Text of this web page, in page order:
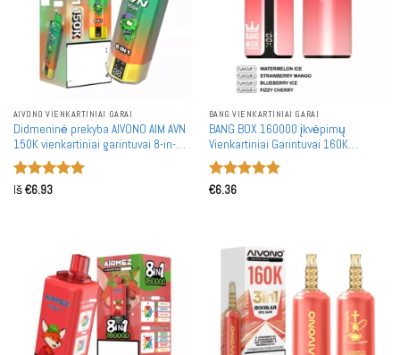
AIVONO VIENKARTINIAI GARAI
Didmeninė prekyba AIVONO AIM AVN
150K vienkartiniai garintuvai 8-in-1
skoniai 150000 įkvėpimų
Įvertinimas:
Iš€6.93
BANG VIENKARTINIAI GARAI
BANG BOX 160000 įkvėpimų
Vienkartiniai Garintuvai 160K
Didmeninė Prekyba 4 Skoniai
Išmanusis Skaitmeninis Ekranas
Įvertinimas:
€6.36